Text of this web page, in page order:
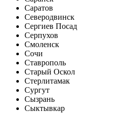
Саратов
Северодвинск
Сергиев Посад
Серпухов
Смоленск
Сочи
Ставрополь
Старый Оскол
Стерлитамак
Сургут
Сызрань
Сыктывкар